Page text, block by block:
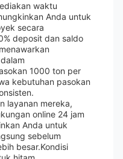
waktu
Anda untuk
secara
deposit dan saldo
1000 ton per
kebutuhan pasokan
layanan mereka,
online 24 jam
Anda untuk
sebelum
besar.Kondisi